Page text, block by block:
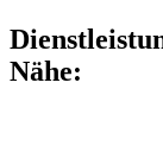
Nähe: